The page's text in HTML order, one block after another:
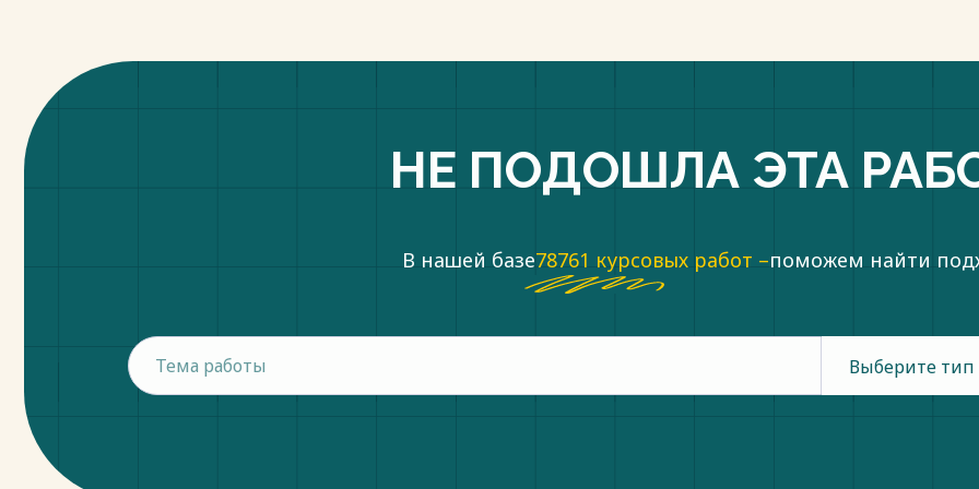
НЕ ПОДОШЛА ЭТА
В нашей базе78761 курсовых работ –поможем найти
Выберите тип